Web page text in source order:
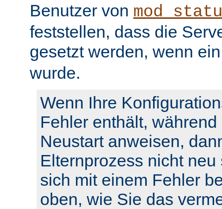
Benutzer von
feststellen, dass die
gesetzt werden, wenn
wurde.
Wenn Ihre
Fehler enthält,
Neustart anweisen,
Elternprozess nicht
sich mit einem Fehler
oben, wie Sie das